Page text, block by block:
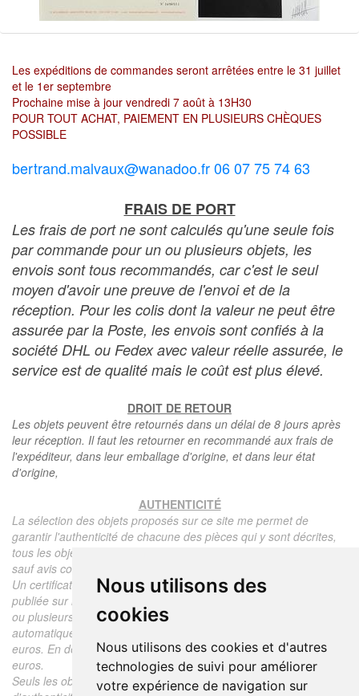
Nous utilisons des
cookies
Nous utilisons des cookies et d'autres
technologies de suivi pour améliorer
votre expérience de navigation sur
Les expéditions de commandes seront arrêtées entre le 31 juillet
et le 1er septembre
Prochaine mise à jour vendredi 7 août à 13H30
POUR TOUT ACHAT, PAIEMENT EN PLUSIEURS CHÈQUES
POSSIBLE
bertrand.malvaux@wanadoo.fr 06 07 75 74 63
FRAIS DE PORT
Les frais de port ne sont calculés qu'une seule fois
par commande pour un ou plusieurs objets, les
envois sont tous recommandés, car c'est le seul
moyen d'avoir une preuve de l'envoi et de la
réception. Pour les colis dont la valeur ne peut être
assurée par la Poste, les envois sont confiés à la
société DHL ou Fedex avec valeur réelle assurée, le
service est de qualité mais le coût est plus élevé.
DROIT DE RETOUR
Les objets peuvent être retournés dans un délai de 8 jours après
leur réception. Il faut les retourner en recommandé aux frais de
l'expéditeur, dans leur emballage d'origine, et dans leur état
d'origine,
AUTHENTICITÉ
La sélection des objets proposés sur ce site me permet de
garantir l'authenticité de chacune des pièces qui y sont décrites,
tous les objets proposés sont garantis d'époque et authentiques,
sauf avis contraire ou restriction dans la description.
Un certificat d'authenticité de l'objet reprenant la description
publiée sur le site, l'époque, le prix de vente, accompagné d'une
ou plusieurs photographies en couleurs est communiqué
automatiquement pour tout objet dont le prix est supérieur à 130
euros. En dessous de ce prix chaque certificat est facturé 5
euros.
Seuls les objets vendus par mes soins font l'objet d'un certificat